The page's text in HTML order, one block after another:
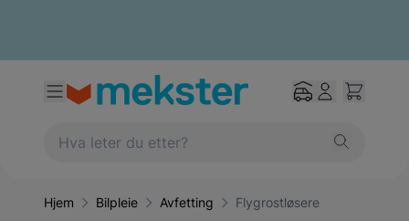
Hjem Bilpleie Avfetting Flygrostløsere